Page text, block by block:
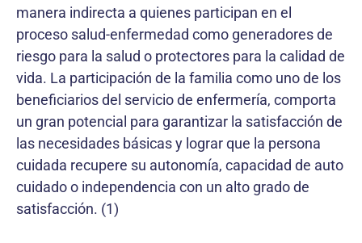
manera indirecta a quienes participan en el
proceso salud-enfermedad como generadores de
riesgo para la salud o protectores para la calidad de
vida. La participación de la familia como uno de los
beneficiarios del servicio de enfermería, comporta
un gran potencial para garantizar la satisfacción de
las necesidades básicas y lograr que la persona
cuidada recupere su autonomía, capacidad de auto
cuidado o independencia con un alto grado de
satisfacción. (1)